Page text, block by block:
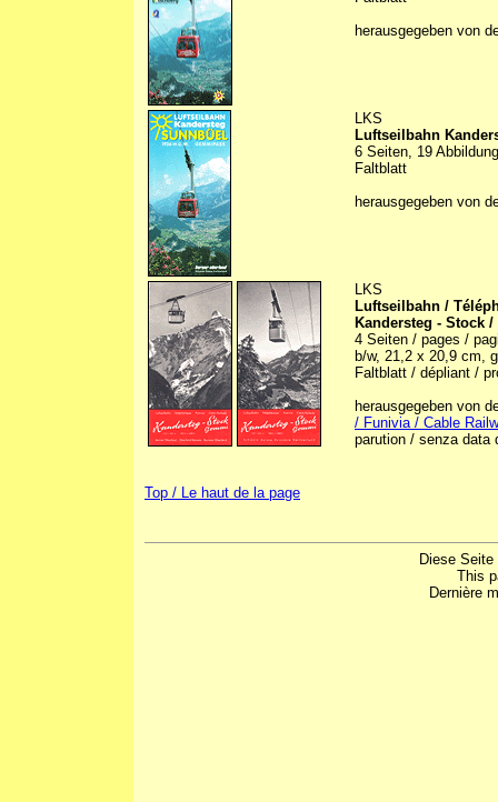
herausgegeben von
LKS
Luftseilbahn
6 Seiten, 19
Faltblatt
herausgegeben von
LKS
Luftseilbahn /
Kandersteg - Stock
4 Seiten / pages /
b/w, 21,2 x 20,9 cm,
Faltblatt / dépliant /
herausgegeben von
/ Funivia / Cable
parution / senza data
Top / Le haut de la page
Diese
This
Dernière